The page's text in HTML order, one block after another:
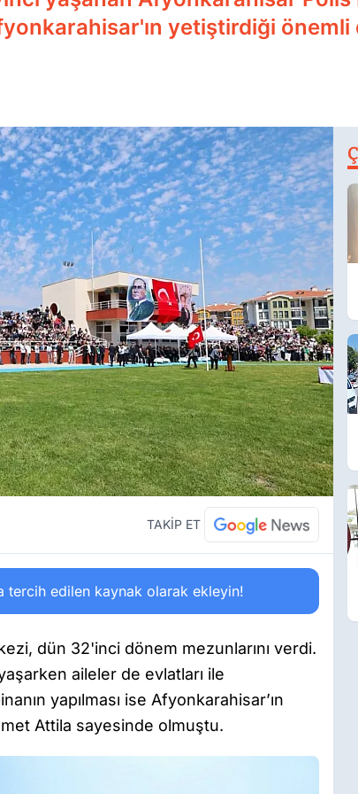
yetiştirdiği
TAKİP ET
tercih edilen kaynak olarak ekleyin!
dün 32'inci dönem mezunlarını verdi.
aileler de evlatları ile
yapılması ise Afyonkarahisar’ın
Attila sayesinde olmuştu.